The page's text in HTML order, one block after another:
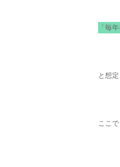
「毎
と想定
ここ